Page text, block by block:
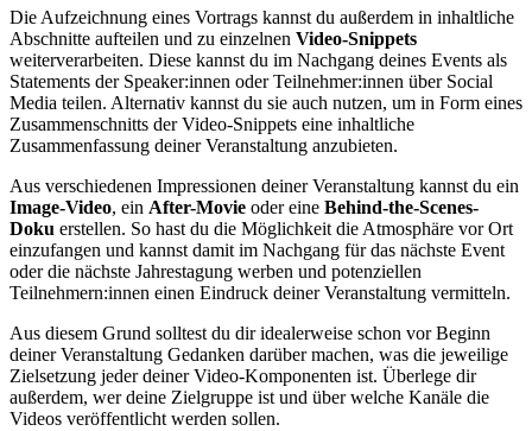
Die Aufzeichnung eines Vortrags kannst du außerdem in inhaltliche
Abschnitte aufteilen und zu einzelnen Video-Snippets
weiterverarbeiten. Diese kannst du im Nachgang deines Events als
Statements der Speaker:innen oder Teilnehmer:innen über Social
Media teilen. Alternativ kannst du sie auch nutzen, um in Form eines
Zusammenschnitts der Video-Snippets eine inhaltliche
Zusammenfassung deiner Veranstaltung anzubieten.
Aus verschiedenen Impressionen deiner Veranstaltung kannst du ein
Image-Video, ein After-Movie oder eine Behind-the-Scenes-
Doku erstellen. So hast du die Möglichkeit die Atmosphäre vor Ort
einzufangen und kannst damit im Nachgang für das nächste Event
oder die nächste Jahrestagung werben und potenziellen
Teilnehmern:innen einen Eindruck deiner Veranstaltung vermitteln.
Aus diesem Grund solltest du dir idealerweise schon vor Beginn
deiner Veranstaltung Gedanken darüber machen, was die jeweilige
Zielsetzung jeder deiner Video-Komponenten ist. Überlege dir
außerdem, wer deine Zielgruppe ist und über welche Kanäle die
Videos veröffentlicht werden sollen.